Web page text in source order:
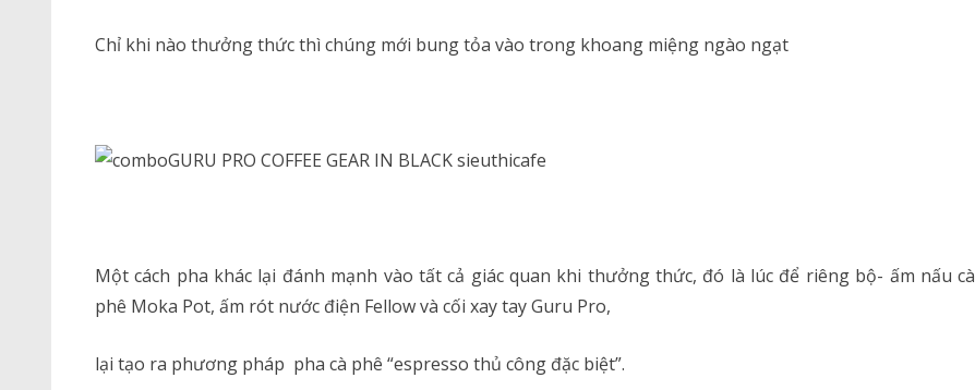
Chỉ khi nào thưởng thức thì chúng mới bung tỏa vào trong khoang miệng ngào ngạt
Một cách pha khác lại đánh mạnh vào tất cả giác quan khi thưởng thức, đó là lúc để riêng bộ- ấm nấu cà
phê Moka Pot, ấm rót nước điện Fellow và cối xay tay Guru Pro,
lại tạo ra phương pháp pha cà phê “espresso thủ công đặc biệt”.